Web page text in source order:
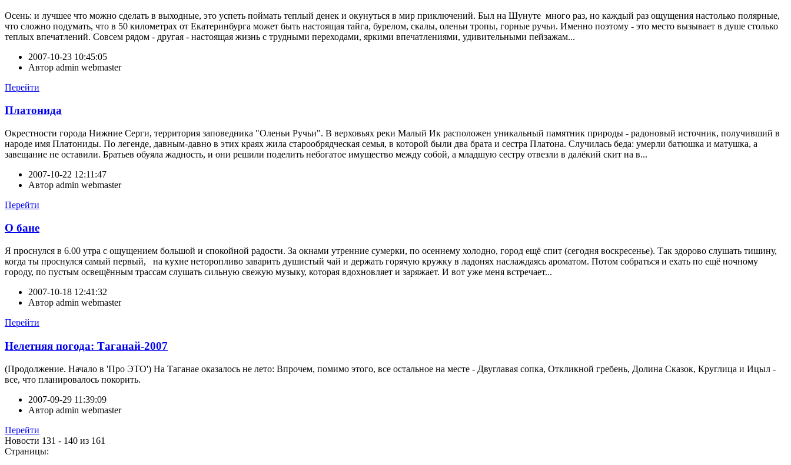
Осень: и лучшее что можно сделать в выходные, это успеть поймать теплый денек и окунуться в мир приключений. Был на Шунуте много раз, но каждый раз ощущения настолько полярные,
что сложно подумать, что в 50 километрах от Екатеринбурга может быть настоящая тайга, бурелом, скалы, оленьи тропы, горные ручьи. Именно поэтому - это место вызывает в душе столько
теплых впечатлений. Совсем рядом - другая - настоящая жизнь с трудными переходами, яркими впечатлениями, удивительными пейзажам...
2007-10-23 10:45:05
Автор admin webmaster
Перейти
Платонида
Окрестности города Нижние Серги, территория заповедника "Оленьи Ручьи". В верховьях реки Малый Ик расположен уникальный памятник природы - радоновый источник, получивший в
народе имя Платониды. По легенде, давным-давно в этих краях жила старообрядческая семья, в которой были два брата и сестра Платона. Случилась беда: умерли батюшка и матушка, а
завещание не оставили. Братьев обуяла жадность, и они решили поделить небогатое имущество между собой, а младшую сестру отвезли в далёкий скит на в...
2007-10-22 12:11:47
Автор admin webmaster
Перейти
О бане
Я проснулся в 6.00 утра с ощущением большой и спокойной радости. За окнами утренние сумерки, по осеннему холодно, город ещё спит (сегодня воскресенье). Так здорово слушать тишину,
когда ты проснулся самый первый, на кухне неторопливо заварить душистый чай и держать горячую кружку в ладонях наслаждаясь ароматом. Потом собраться и ехать по ещё ночному
городу, по пустым освещённым трассам слушать сильную свежую музыку, которая вдохновляет и заряжает. И вот уже меня встречает...
2007-10-18 12:41:32
Автор admin webmaster
Перейти
Нелетняя погода: Таганай-2007
(Продолжение. Начало в 'Про ЭТО') На Таганае оказалось не лето: Впрочем, помимо этого, все остальное на месте - Двуглавая сопка, Откликной гребень, Долина Сказок, Круглица и Ицыл -
все, что планировалось покорить.
2007-09-29 11:39:09
Автор admin webmaster
Перейти
Новости 131 - 140 из 161
Страницы: